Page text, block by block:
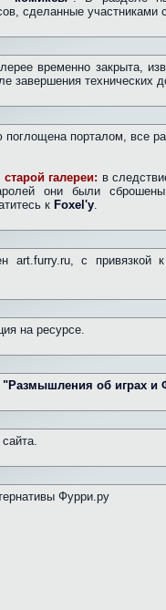
сделанные участниками
временно закрыта,
завершения технических
поглощена порталом, все
галереи: в
они были
к Foxel'у.
art.furry.ru, с привязкой
на ресурсе.
"Размышления об играх и
Фурри.ру